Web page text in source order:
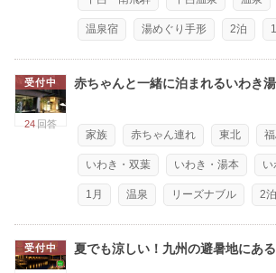
温泉宿 湯めぐり手形 2泊
受付中
24 回答
赤ちゃんと一緒に泊まれるいわき
家族 赤ちゃん連れ 東北
いわき・双葉 いわき・湯本 い
1月 温泉 リーズナブル 2泊
受付中 夏でも涼しい！九州の避暑地にあ